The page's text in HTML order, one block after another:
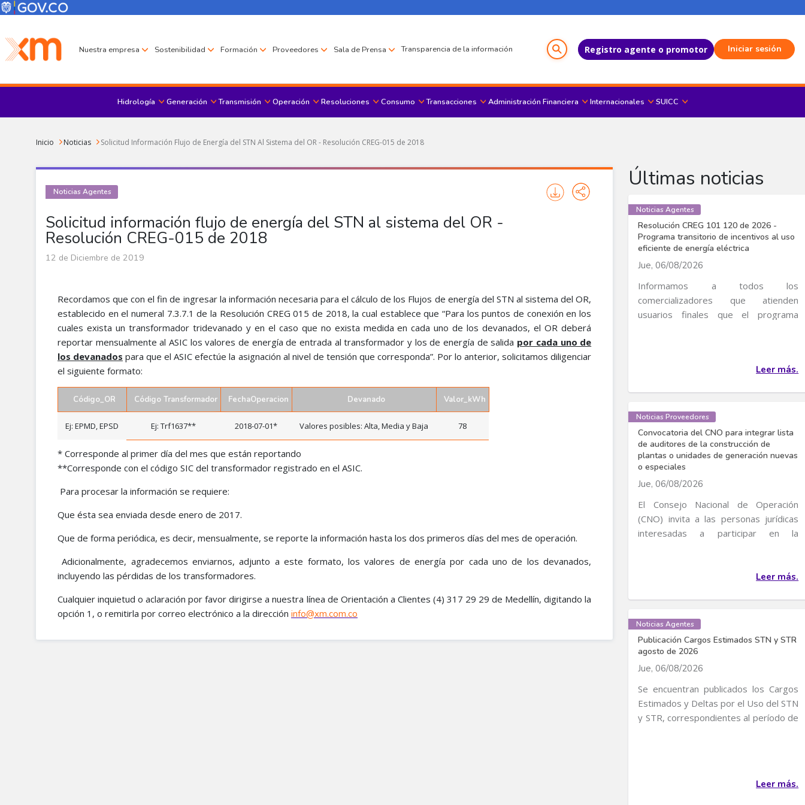
Pasar al contenido principal
Menú Corporativo
Menú de encabezado
Nuestra empresa Sostenibilidad Formación Proveedores Sala de Prensa Transparencia de la información Registro agente o promotor Iniciar sesión
Menu principal
Hidrología Generación Transmisión Operación Resoluciones Consumo Transacciones Administración Financiera Internacionales SUICC
Sobrescribir enlaces de ayuda a la navegación
Inicio Noticias Solicitud Información Flujo de Energía del STN Al Sistema del OR - Resolución CREG-015 de 2018
Solicitud información flujo de energía del STN al sistema del OR -
Resolución CREG-015 de 2018
Noticias Agentes
12 de Diciembre de 2019
Recordamos que con el fin de ingresar la información necesaria para el cálculo de los Flujos de energía del STN al sistema del OR,
establecido en el numeral 7.3.7.1 de la Resolución CREG 015 de 2018, la cual establece que “Para los puntos de conexión en los
cuales exista un transformador tridevanado y en el caso que no exista medida en cada uno de los devanados, el OR deberá
reportar mensualmente al ASIC los valores de energía de entrada al transformador y los de energía de salida por cada uno de
los devanados para que el ASIC efectúe la asignación al nivel de tensión que corresponda”. Por lo anterior, solicitamos diligenciar
el siguiente formato:
Código_OR Código Transformador FechaOperacion Devanado Valor_kWh
Ej: EPMD, EPSD Ej: Trf1637** 2018-07-01* Valores posibles: Alta, Media y Baja 78
* Corresponde al primer día del mes que están reportando
**Corresponde con el código SIC del transformador registrado en el ASIC.
Para procesar la información se requiere:
Que ésta sea enviada desde enero de 2017.
Que de forma periódica, es decir, mensualmente, se reporte la información hasta los dos primeros días del mes de operación.
Adicionalmente, agradecemos enviarnos, adjunto a este formato, los valores de energía por cada uno de los devanados,
incluyendo las pérdidas de los transformadores.
Cualquier inquietud o aclaración por favor dirigirse a nuestra línea de Orientación a Clientes (4) 317 29 29 de Medellín, digitando la
opción 1, o remitirla por correo electrónico a la dirección info@xm.com.co
Últimas noticias
Noticias Agentes
Resolución CREG 101 120 de 2026 -
Programa transitorio de incentivos al uso
eficiente de energía eléctrica
Jue, 06/08/2026
Informamos a todos los
comercializadores que atienden
usuarios finales que el programa
Leer más.
Noticias Proveedores
Convocatoria del CNO para integrar lista
de auditores de la construcción de
plantas o unidades de generación nuevas
o especiales
Jue, 06/08/2026
El Consejo Nacional de Operación
(CNO) invita a las personas jurídicas
interesadas a participar en la
Leer más.
Noticias Agentes
Publicación Cargos Estimados STN y STR
agosto de 2026
Jue, 06/08/2026
Se encuentran publicados los Cargos
Estimados y Deltas por el Uso del STN
y STR, correspondientes al período de
Leer más.